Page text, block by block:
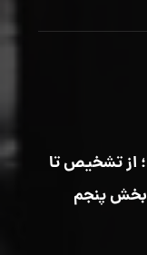
تفاوت بیماری پارکینسون و PSP؛ از تشخیص تا
پنجم